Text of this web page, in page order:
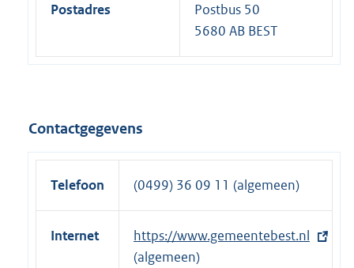
Postadres
Postbus 50
5680 AB BEST
Contactgegevens
Telefoon (0499) 36 09 11 (algemeen)
Internet
E
x
https://www.gemeentebest.nl
(algemeen)